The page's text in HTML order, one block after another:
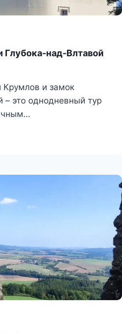
над-Влтавой
Крумлов и замок
– это однодневный тур